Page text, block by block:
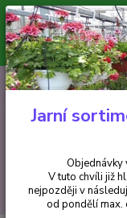
Minimální
V tuto chvíli již hlavní
nejpozději v
+420 602 223 614
Jarní
Objednávky
V tuto chvíli již
nejpozději v
od pondělí max.